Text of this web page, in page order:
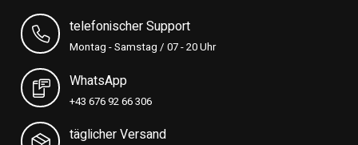
telefonischer Support
Montag - Samstag / 07 - 20 Uhr
WhatsApp
+43 676 92 66 306
täglicher Versand